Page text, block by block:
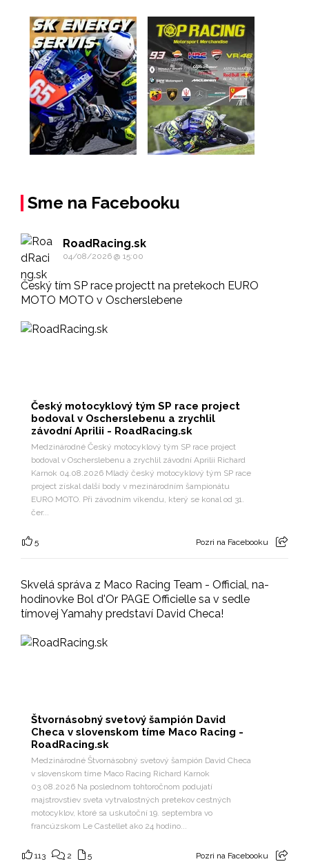
Sme na Facebooku
RoadRacing.sk
04/08/2026 @ 15:00
Český tím SP race projectt na pretekoch EURO
MOTO MOTO v Oscherslebene
Český motocyklový tým SP race project
bodoval v Oscherslebenu a zrychlil
závodní Aprilii - RoadRacing.sk
Medzinárodné Český motocyklový tým SP race project
bodoval v Oscherslebenu a zrychlil závodní Aprilii Richard
Karnok 04.08.2026 Mladý český motocyklový tým SP race
project získal další body v mezinárodním šampionátu
EURO MOTO. Při závodním víkendu, který se konal od 31.
čer...
5 Pozri na Facebooku
Skvelá správa z Maco Racing Team - Official, na-
hodinovke Bol d'Or PAGE Officielle sa v sedle
tímovej Yamahy predstaví David Checa!
Štvornásobný svetový šampión David
Checa v slovenskom tíme Maco Racing -
RoadRacing.sk
Medzinárodné Štvornásobný svetový šampión David Checa
v slovenskom tíme Maco Racing Richard Karnok
03.08.2026 Na poslednom tohtoročnom podujatí
majstrovstiev sveta vytrvalostných pretekov cestných
motocyklov, ktoré sa uskutoční 19. septembra vo
francúzskom Le Castellet ako 24 hodino...
113 2 5 Pozri na Facebooku